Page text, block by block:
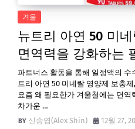
겨울
뉴트리 아연 50 미
면역력을 강화하는
파트너스 활동을 통해 일정액의 수
트리 아연 50 미네랄 영양제 보충
요즘 왜 필요한가 겨울철에는 면
차가운 …
신승엽(Alex Shin)
12월 27,